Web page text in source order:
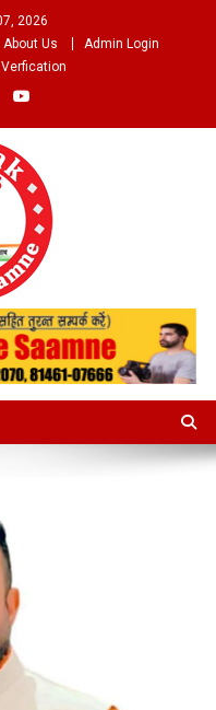
2026
About Us
Admin Login
Verfication